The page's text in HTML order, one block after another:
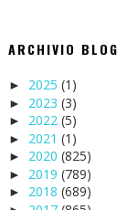
ARCHIVIO BLOG
► 2025 (1)
► 2023 (3)
► 2022 (5)
► 2021 (1)
► 2020 (825)
► 2019 (789)
► 2018 (689)